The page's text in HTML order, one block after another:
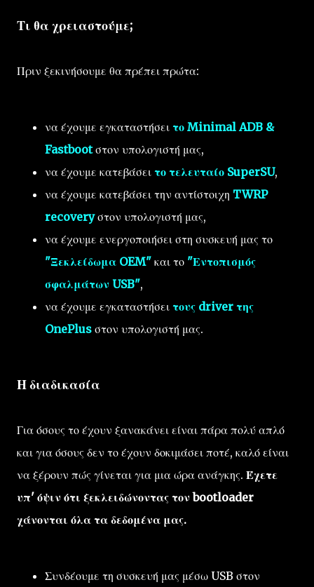
Τι θα χρειαστούμε;
Πριν ξεκινήσουμε θα πρέπει πρώτα:
να έχουμε εγκαταστήσει το Minimal ADB &
Fastbootστον υπολογιστή μας,
να έχουμε κατεβάσει το τελευταίο SuperSU,
να έχουμε κατεβάσει την αντίστοιχη TWRP
recoveryστον υπολογιστή μας,
να έχουμε ενεργοποιήσει στη συσκευή μας το
"Ξεκλείδωμα OEM" και το "Εντοπισμός
σφαλμάτων USB",
να έχουμε εγκαταστήσει τους driver της
OnePlus στον υπολογιστή μας.
Η διαδικασία
Για όσους το έχουν ξανακάνει είναι πάρα πολύ απλό
και για όσους δεν το έχουν δοκιμάσει ποτέ, καλό είναι
να ξέρουν πώς γίνεται για μια ώρα ανάγκης. Έχετε
υπ' όψιν ότι ξεκλειδώνοντας τον bootloader
χάνονται όλα τα δεδομένα μας.
Συνδέουμε τη συσκευή μας μέσω USB στον